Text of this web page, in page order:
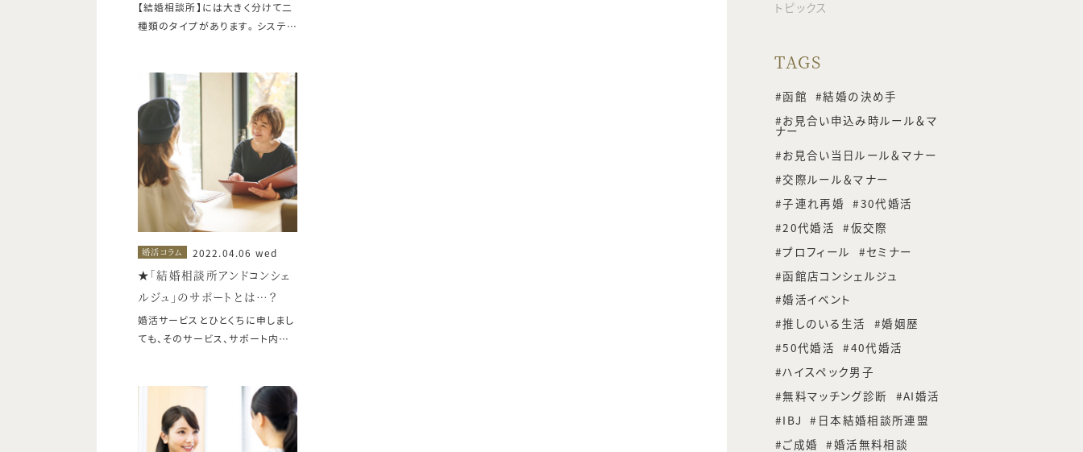
【結婚相談所】には大きく分けて二
種類のタイプがあります。 システム
タッフが婚活をサポートする『仲人
型』 この二つです。 どちらのタイプ
の結婚相談所があなたに合って、
活動しやすいのでしょうか？ 今回は
主に『データマッチング型』の特徴
をご紹介します。
婚活コラム 2022.04.06 wed
★「結婚相談所アンドコンシェ
ルジュ」のサポートとは…？
婚活サービスとひとくちに申しまし
ても、そのサービス、サポート内容
をみつけるために、具体的にどのよ
うなサービスをしているの
か・・・？？ 人と人をつなぐのは、や
トピックス
TAGS
函館
結婚の決め手
お見合い申込み時ルール＆マ
ナー
お見合い当日ルール＆マナー
交際ルール＆マナー
子連れ再婚
30代婚活
20代婚活
仮交際
プロフィール
セミナー
函館店コンシェルジュ
婚活イベント
推しのいる生活
婚姻歴
50代婚活
40代婚活
ハイスペック男子
無料マッチング診断
AI婚活
IBJ
日本結婚相談所連盟
ご成婚
婚活無料相談